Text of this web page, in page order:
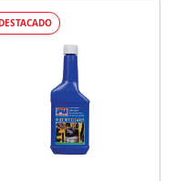
DESTACADO